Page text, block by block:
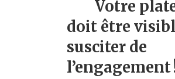
Votre
doit être
susciter de
l’engagement